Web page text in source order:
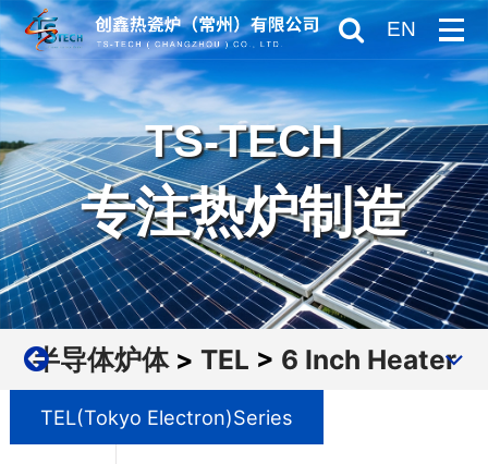
EN
TS-TECH
专注热炉制造
半导体炉体> TEL > 6 Inch Heater
TEL(Tokyo Electron)Series